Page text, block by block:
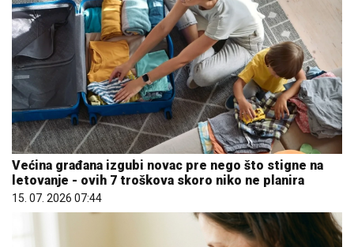
Većina građana izgubi novac pre nego što stigne na
letovanje - ovih 7 troškova skoro niko ne planira
15. 07. 2026 07:44